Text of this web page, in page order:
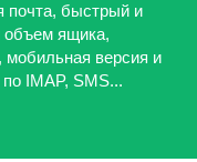
почта, быстрый и
объем ящика,
мобильная версия и
IMAP, SMS...